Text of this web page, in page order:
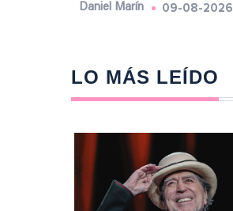
Daniel Marín 09-08-2026
LO MÁS LEÍDO